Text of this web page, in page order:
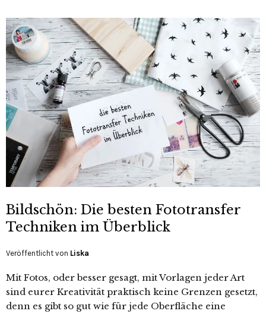
Bildschön: Die besten Fototransfer
Techniken im Überblick
Veröffentlicht von Liska
Mit Fotos, oder besser gesagt, mit Vorlagen jeder Art
sind eurer Kreativität praktisch keine Grenzen gesetzt,
denn es gibt so gut wie für jede Oberfläche eine